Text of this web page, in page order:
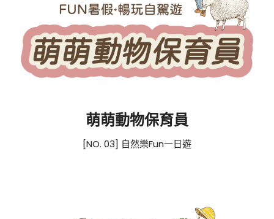
萌萌動物保育員
[NO. 03] 自然樂Fun一日遊